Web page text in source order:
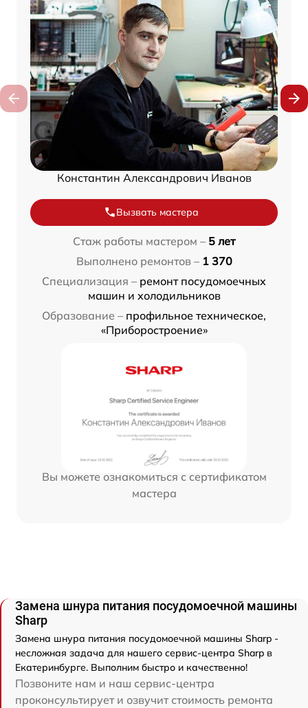
Константин Александрович Иванов
Вызвать мастера
Стаж работы мастером – 5 лет
Выполнено ремонтов – 1 370
Специализация – ремонт посудомоечных
машин и холодильников
Образование – профильное техническое,
«Приборостроение»
Вы можете ознакомиться с сертификатом
мастера
Замена шнура питания посудомоечной машины
Sharp
Замена шнура питания посудомоечной машины Sharp -
несложная задача для нашего сервис-центра Sharp в
Екатеринбурге. Выполним быстро и качественно!
Позвоните нам и наш сервис-центра
проконсультирует и озвучит стоимость ремонта